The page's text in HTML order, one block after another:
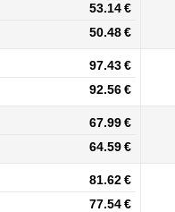
53.14 €
50.48 €
97.43 €
92.56 €
67.99 €
64.59 €
81.62 €
77.54 €